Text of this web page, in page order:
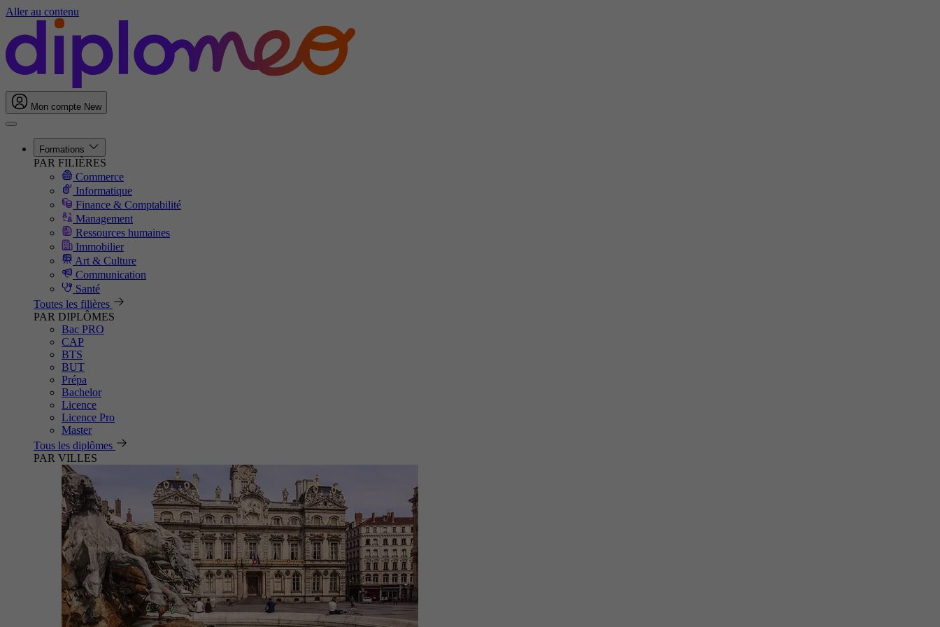
Aller au contenu
Mon compte New
Formations
PAR FILIÈRES
Commerce
Informatique
Finance & Comptabilité
Management
Ressources humaines
Immobilier
Art & Culture
Communication
Santé
Toutes les filières
PAR DIPLÔMES
Bac PRO
CAP
BTS
BUT
Prépa
Bachelor
Licence
Licence Pro
Master
Tous les diplômes
PAR VILLES